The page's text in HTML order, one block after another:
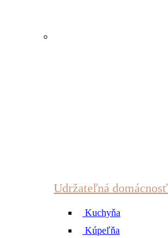
Udržateľná domácnosť
Kuchyňa
Kúpeľňa